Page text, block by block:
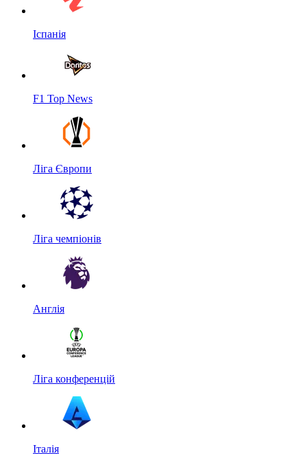
Іспанія
F1 Top News
Ліга Європи
Ліга чемпіонів
Англія
Ліга конференцій
Італія